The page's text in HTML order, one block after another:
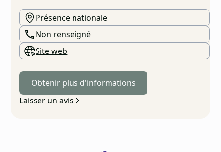
Présence nationale
Non renseigné
Site web
Obtenir plus d'informations
Laisser un avis